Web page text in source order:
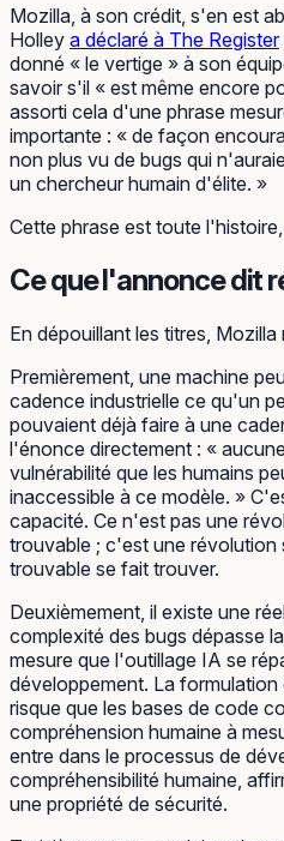
Mozilla, à son crédit, s'en est
Holley a déclaré à The Register
donné « le vertige » à son
savoir s'il « est même encore
assorti cela d'une phrase
importante : « de façon
non plus vu de bugs qui
un chercheur humain d'élite. »
Cette phrase est toute
Ce que l'annonce dit
En dépouillant les titres,
Premièrement, une machine
cadence industrielle ce qu'un
pouvaient déjà faire à une
l'énonce directement : «
vulnérabilité que les humains
inaccessible à ce modèle. »
capacité. Ce n'est pas une
trouvable ; c'est une révolution
trouvable se fait trouver.
Deuxièmement, il existe une
complexité des bugs dépasse
mesure que l'outillage IA se
développement. La formulation
risque que les bases de code
compréhension humaine à
entre dans le processus de
compréhensibilité humaine,
une propriété de sécurité.